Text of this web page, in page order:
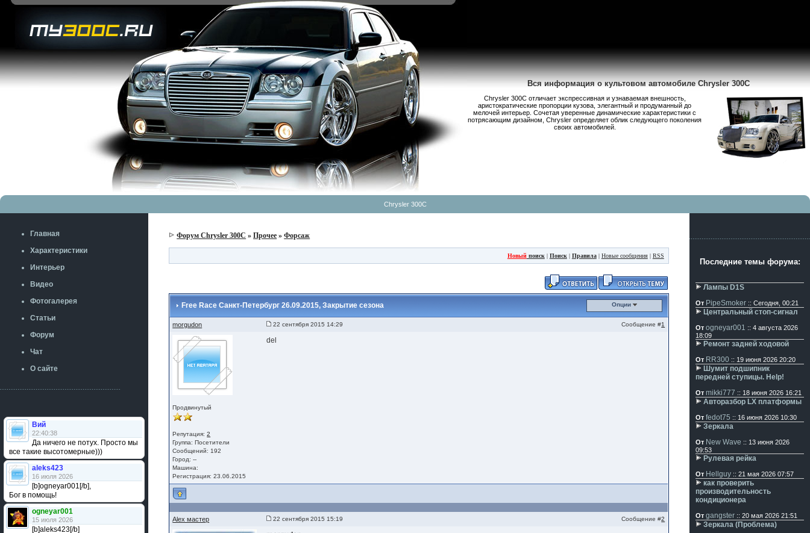
Вся информация о культовом автомобиле Chrysler 300C
Chrysler 300С отличает экспрессивная и узнаваемая внешность,
аристократические пропорции кузова, элегантный и продуманный до
мелочей интерьер. Сочетая уверенные динамические характеристики с
потрясающим дизайном, Chrysler определяет облик следующего поколения
своих автомобилей.
Chrysler 300C
Главная
Характеристики
Интерьер
Видео
Фотогалерея
Статьи
Форум
Чат
О сайте
Вий
22:40:38
Да ничего не потух. Просто мы
все такие высотомерные)))
aleks423
16 июля 2026
[b]ogneyar001[/b],
Бог в помощь!
ogneyar001
15 июля 2026
[b]aleks423[/b]
Форум Chrysler 300C »Прочее »Форсаж
Новыйпоиск| Поиск| Правила| Новые сообщения| RSS
Free Race Санкт-Петербург 26.09.2015, Закрытие сезона Опции
morgudon 22 сентября 2015 14:29 Сообщение #1
Продвинутый
Репутация:2
Группа:Посетители
Сообщений: 192
Город: --
Машина:
Регистрация: 23.06.2015
del
Alex мастер 22 сентября 2015 15:19 Сообщение #2
Последние темы форума:
Лампы D1S
От PipeSmoker :: Сегодня, 00:21
Центральный стоп-сигнал
От ogneyar001 :: 4 августа 2026
18:09
Ремонт задней ходовой
От RR300 :: 19 июня 2026 20:20
Шумит подшипник
передней ступицы. Help!
От mikki777 :: 18 июня 2026 16:21
Авторазбор LX платформы
От fedot75 :: 16 июня 2026 10:30
Зеркала
От New Wave :: 13 июня 2026
09:53
Рулевая рейка
От Hellguy :: 21 мая 2026 07:57
как проверить
производительность
кондиционера
От gangster :: 20 мая 2026 21:51
Зеркала (Проблема)